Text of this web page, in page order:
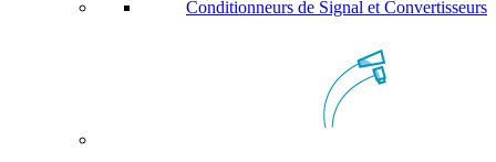
Conditionneurs de Signal et Convertisseurs